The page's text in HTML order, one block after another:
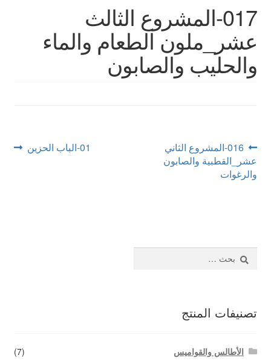
المكتبة المرئية
لقاءات تلفزيونية
فروعنا
017-المشروع الثالث
عشر_ملون الطعام والماء
والحليب والصابون
تصفّح
المقالات
Previous
post:
016-المشروع الثاني
عشر_القطبية والصابون
والرغوات
Next
01-الباب الحزين
عن:
تصنيفات المنتج
الأطالس والقواميس
(7)